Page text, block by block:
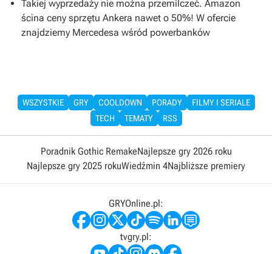
Takiej wyprzedaży nie można przemilczeć. Amazon
ścina ceny sprzętu Ankera nawet o 50%! W ofercie
znajdziemy Mercedesa wśród powerbanków
WSZYSTKIE GRY COOLDOWN PORADY
FILMY I SERIALE
TECH
TEMATY RSS
Poradnik Gothic RemakeNajlepsze gry 2026 roku
Najlepsze gry 2025 rokuWiedźmin 4Najbliższe premiery
GRYOnline.pl:
tvgry.pl: